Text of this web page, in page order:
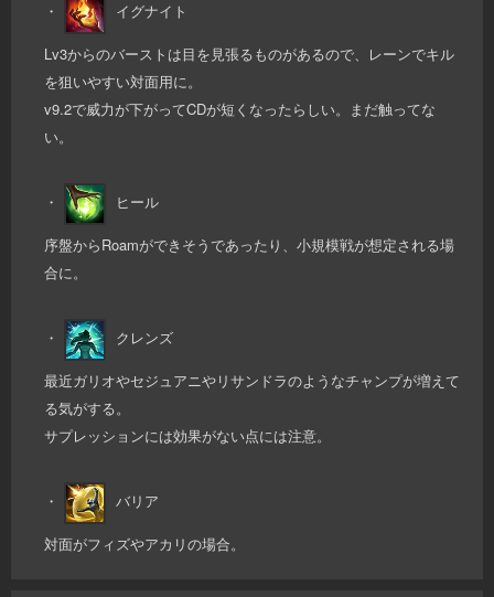
・ イグナイト
Lv3からのバーストは目を見張るものがあるので、レーンでキル
を狙いやすい対面用に。
v9.2で威力が下がってCDが短くなったらしい。まだ触ってな
い。
・ ヒール
序盤からRoamができそうであったり、小規模戦が想定される場
合に。
・ クレンズ
最近ガリオやセジュアニやリサンドラのようなチャンプが増えて
る気がする。
サプレッションには効果がない点には注意。
・ バリア
対面がフィズやアカリの場合。